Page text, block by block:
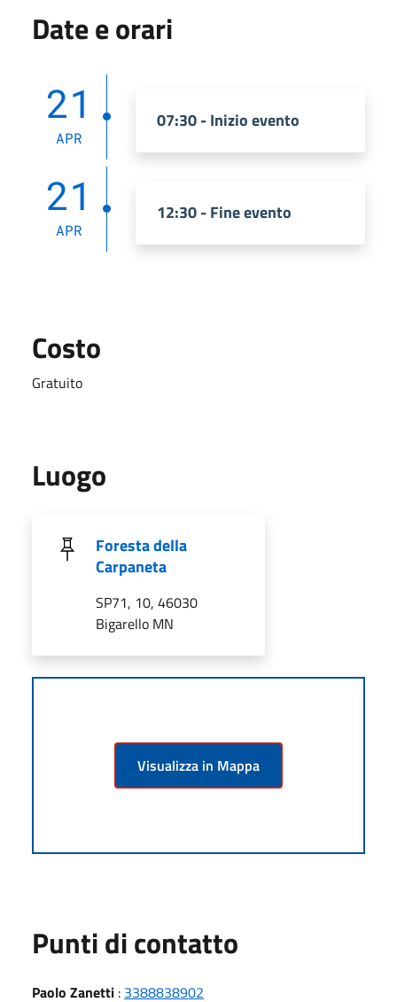
Date e orari
21
APR
07:30 - Inizio evento
21
APR
12:30 - Fine evento
Costo
Gratuito
Luogo
Foresta della
Carpaneta
SP71, 10, 46030
Bigarello MN
Visualizza in Mappa
Punti di contatto
Paolo Zanetti : 3388838902